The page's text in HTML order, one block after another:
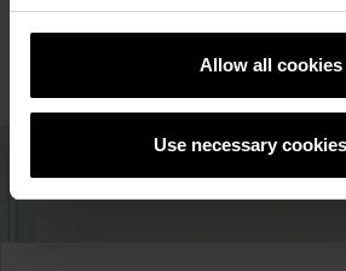
Allow all cookies
Use necessary
bemessen.